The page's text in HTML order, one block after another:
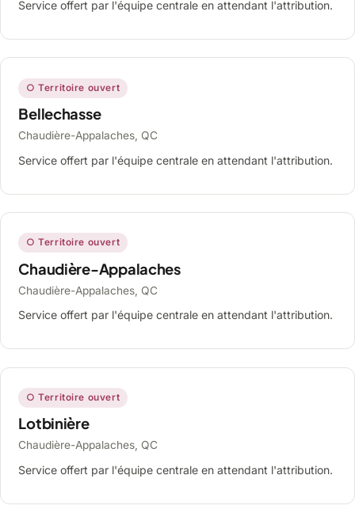
Service offert par l'équipe centrale en attendant l'attribution.
○ Territoire ouvert
Bellechasse
Chaudière-Appalaches, QC
Service offert par l'équipe centrale en attendant l'attribution.
○ Territoire ouvert
Chaudière-Appalaches
Chaudière-Appalaches, QC
Service offert par l'équipe centrale en attendant l'attribution.
○ Territoire ouvert
Lotbinière
Chaudière-Appalaches, QC
Service offert par l'équipe centrale en attendant l'attribution.